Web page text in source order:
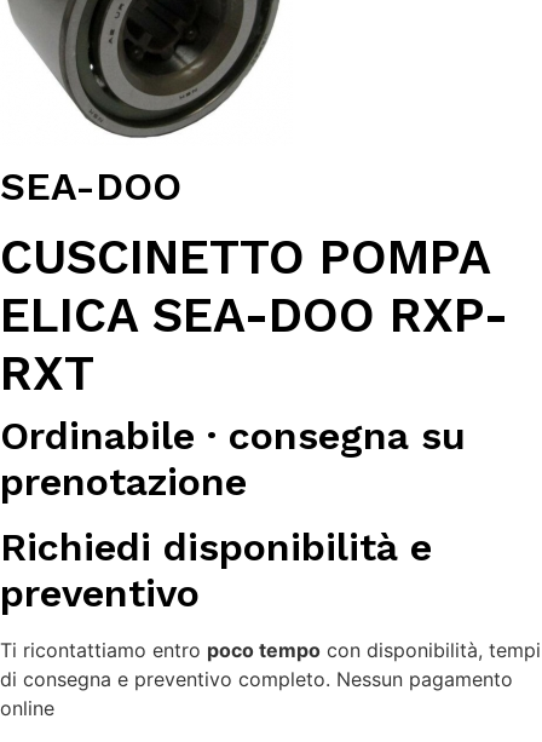
SEA-DOO
CUSCINETTO POMPA
ELICA SEA-DOO RXP-
RXT
Ordinabile · consegna su
prenotazione
Richiedi disponibilità e
preventivo
Ti ricontattiamo entro poco tempo con disponibilità, tempi
di consegna e preventivo completo. Nessun pagamento
online